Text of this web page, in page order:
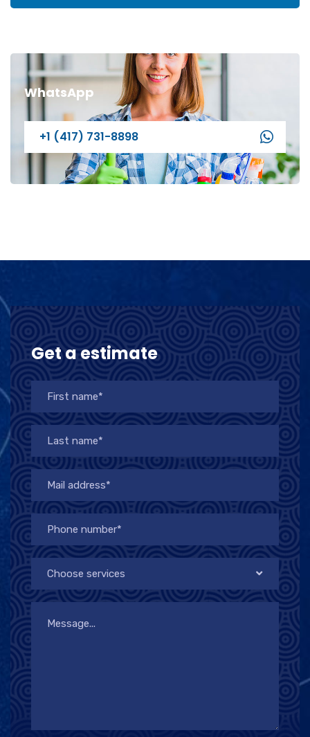
WhatsApp
+1 (417) 731-8898
Get a estimate
Choose services